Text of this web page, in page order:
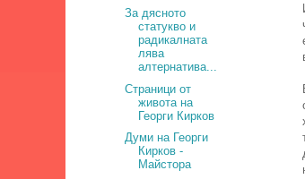
За дясното
статукво и
радикалната
лява
алтернатива...
Страници от
живота на
Георги Кирков
Думи на Георги
Кирков -
Майстора